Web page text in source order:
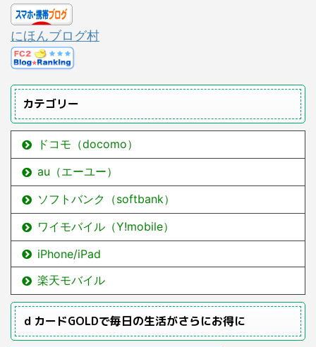
にほんブログ村
カテゴリー
ドコモ（docomo）
au（エーユー）
ソフトバンク（softbank）
ワイモバイル（Y!mobile）
iPhone/iPad
楽天モバイル
ｄカードGOLDで毎日の生活がさらにお得に